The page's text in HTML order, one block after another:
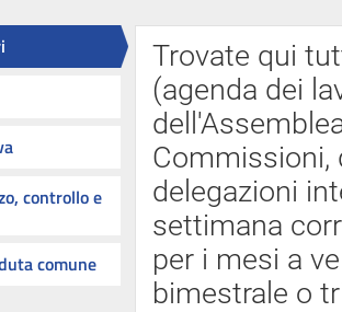
controllo e
comune
Trovate qui
(agenda dei
Commissioni,
delegazioni
settimana
per i mesi a
bimestrale o